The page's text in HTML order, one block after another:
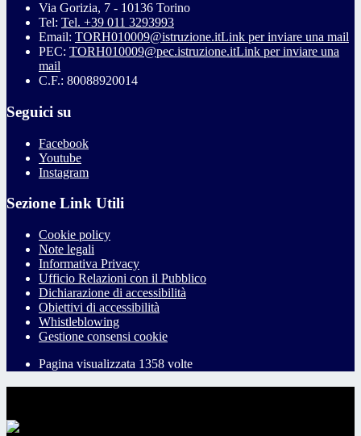
Via Gorizia, 7 - 10136 Torino
Tel: Tel. +39 011 3293993
Email: TORH010009@istruzione.itLink per inviare una mail
PEC: TORH010009@pec.istruzione.itLink per inviare una
mail
C.F.: 80088920014
Seguici su
Facebook
Youtube
Instagram
Sezione Link Utili
Cookie policy
Note legali
Informativa Privacy
Ufficio Relazioni con il Pubblico
Dichiarazione di accessibilità
Obiettivi di accessibilità
Whistleblowing
Gestione consensi cookie
Pagina visualizzata 1358 volte